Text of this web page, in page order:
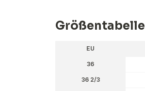
Größentabelle
EU
36
36 2/3